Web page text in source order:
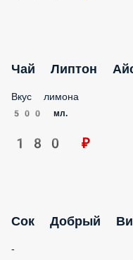
Чай Липтон Айс
Вкус лимона
500 мл.
180 ₽
Сок Добрый